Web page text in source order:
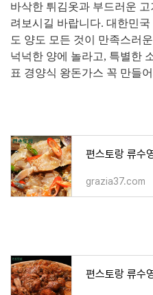
바삭한 튀김옷과 부드러운
려보시길 바랍니다. 대한민
도 양도 모든 것이 만족스러
넉넉한 양에 놀라고, 특별한
표 경양식 왕돈가스 꼭 만들
grazia37.com